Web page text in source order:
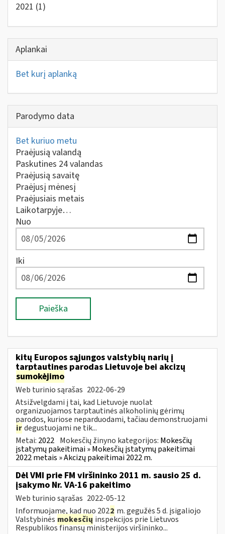
2021 (1)
Aplankai
Bet kurį aplanką
Parodymo data
Bet kuriuo metu
Praėjusią valandą
Paskutines 24 valandas
Praėjusią savaitę
Praėjusį mėnesį
Praėjusiais metais
Laikotarpyje…
Nuo
Iki
Paieška
kitų Europos sąjungos valstybių narių į
tarptautines parodas Lietuvoje bei akcizų
sumokėjimo
Web turinio sąrašas 2022-06-29
Atsižvelgdami į tai, kad Lietuvoje nuolat
organizuojamos tarptautinės alkoholinių gėrimų
parodos, kuriose neparduodami, tačiau demonstruojami
irdegustuojami ne tik...
Metai: 2022 Mokesčių žinyno kategorijos: Mokesčių
įstatymų pakeitimai » Mokesčių įstatymų pakeitimai
2022 metais » Akcizų pakeitimai 2022 m.
Dėl VMI prie FM viršininko 2011 m. sausio 25 d.
įsakymo Nr. VA-16 pakeitimo
Web turinio sąrašas 2022-05-12
Informuojame, kad nuo 2022 m. gegužės 5 d. įsigaliojo
Valstybinės mokesčių inspekcijos prie Lietuvos
Respublikos finansų ministerijos viršininko...